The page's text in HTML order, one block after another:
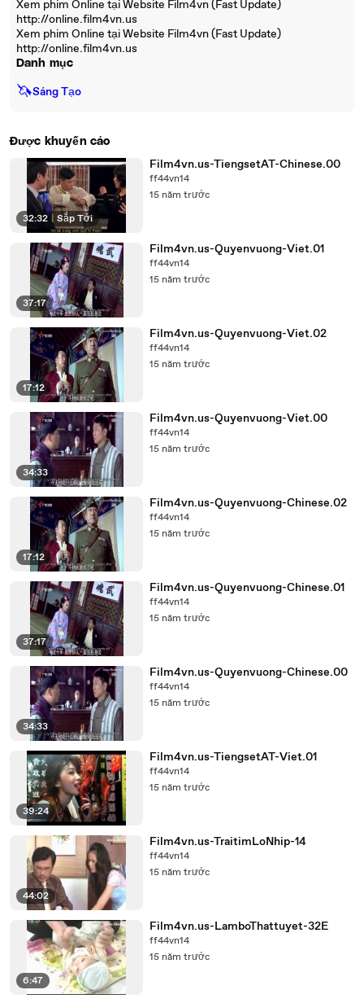
Xem phim Online tại Website Film4vn (Fast Update)
http://online.film4vn.us
Xem phim Online tại Website Film4vn (Fast Update)
http://online.film4vn.us
Danh mục
🦄Sáng Tạo
Được khuyến cáo
32:32 Sắp Tới
Film4vn.us-TiengsetAT-Chinese.00
ff44vn14
15 năm trước
37:17
Film4vn.us-Quyenvuong-Viet.01
ff44vn14
15 năm trước
17:12
Film4vn.us-Quyenvuong-Viet.02
ff44vn14
15 năm trước
34:33
Film4vn.us-Quyenvuong-Viet.00
ff44vn14
15 năm trước
17:12
Film4vn.us-Quyenvuong-Chinese.02
ff44vn14
15 năm trước
37:17
Film4vn.us-Quyenvuong-Chinese.01
ff44vn14
15 năm trước
34:33
Film4vn.us-Quyenvuong-Chinese.00
ff44vn14
15 năm trước
39:24
Film4vn.us-TiengsetAT-Viet.01
ff44vn14
15 năm trước
44:02
Film4vn.us-TraitimLoNhip-14
ff44vn14
15 năm trước
6:47
Film4vn.us-LamboThattuyet-32E
ff44vn14
15 năm trước